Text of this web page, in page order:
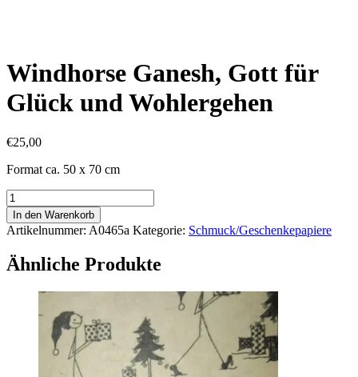
Windhorse Ganesh, Gott für
Glück und Wohlergehen
€25,00
Format ca. 50 x 70 cm
Windhorse
Ganesh,
Gott
für
Glück
und
Menge
In den Warenkorb
Artikelnummer: A0465a Kategorie: Schmuck/Geschenkepapiere
Ähnliche Produkte